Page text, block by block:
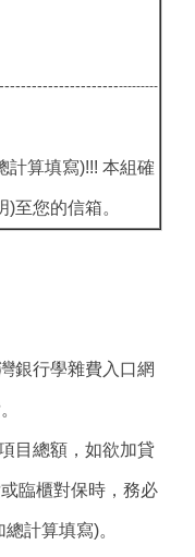
---------
計算填寫)!!! 本組確
至您的信箱。
銀行學雜費入口網
目總額，如欲加貸
臨櫃對保時，務必
計算填寫)。